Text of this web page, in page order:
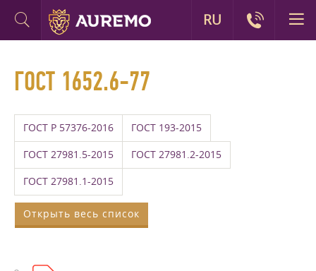
ГОСТ 1652.6-77
ГОСТ Р 57376-2016 ГОСТ 193-2015
ГОСТ 27981.5-2015 ГОСТ 27981.2-2015
ГОСТ 27981.1-2015
Открыть весь список
RU